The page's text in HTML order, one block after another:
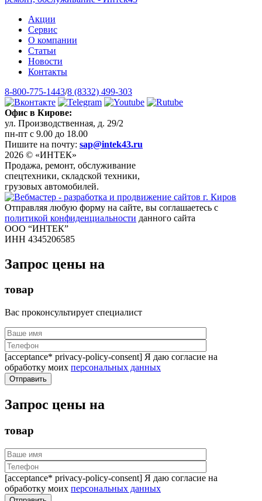
Акции
Сервис
О компании
Статьи
Новости
Контакты
8-800-775-1443/8 (8332) 499-303
Офис в Кирове:
ул. Производственная, д. 29/2
пн-пт с 9.00 до 18.00
Пишите на почту: sap@intek43.ru
2026 © «ИНТЕК»
Продажа, ремонт, обслуживание
спецтехники, складской техники,
грузовых автомобилей.
Отправляя любую форму на сайте, вы соглашаетесь с
политикой конфиденциальности данного сайта
ООО “ИНТЕК”
ИНН 4345206585
Запрос цены на
товар
Вас проконсультирует специалист
[acceptance* privacy-policy-consent] Я даю согласие на
обработку моих персональных данных
Запрос цены на
товар
[acceptance* privacy-policy-consent] Я даю согласие на
обработку моих персональных данных